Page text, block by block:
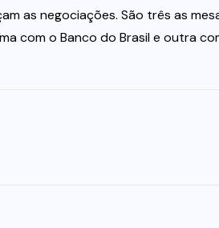
as negociações. São três as
com o Banco do Brasil e outra